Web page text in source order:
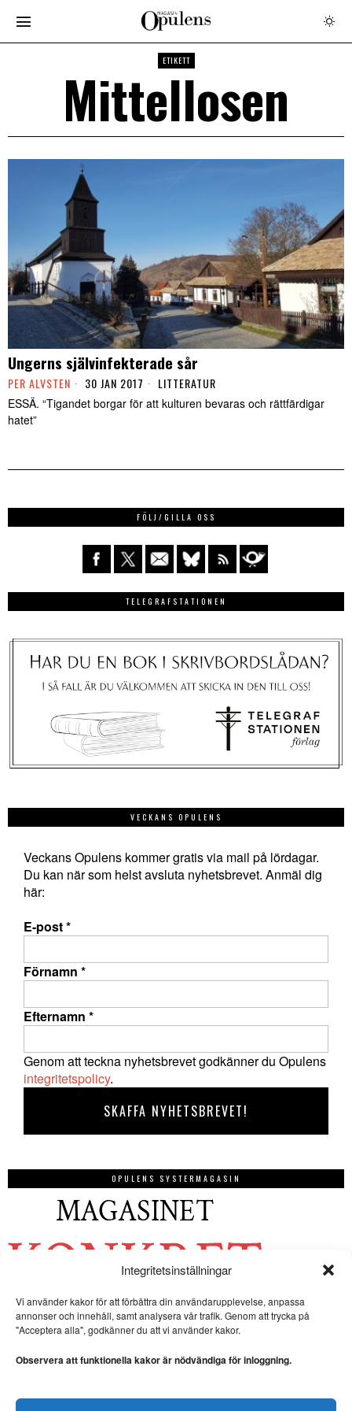
Integritetsinställningar
Vi använder kakor för att förbättra din användarupplevelse, anpassa
annonser och innehåll, samt analysera vår trafik. Genom att trycka på
"Acceptera alla", godkänner du att vi använder kakor.
Observera att funktionella kakor är nödvändiga för inloggning.
ETIKETT
Mittellosen
Ungerns självinfekterade sår
PER ALVSTEN 30 JAN 2017 LITTERATUR
ESSÄ. “Tigandet borgar för att kulturen bevaras och rättfärdigar
hatet”
FÖLJ/GILLA OSS
TELEGRAFSTATIONEN
VECKANS OPULENS
Veckans Opulens kommer gratis via mail på lördagar.
Du kan när som helst avsluta nyhetsbrevet. Anmäl dig
här:
E-post*
Förnamn *
Efternamn *
Genom att teckna nyhetsbrevet godkänner du Opulens
integritetspolicy.
OPULENS SYSTERMAGASIN